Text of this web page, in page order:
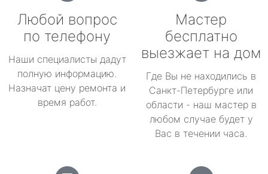
Любой вопрос
по телефону
Наши специалисты дадут
полную информацию.
Назначат цену ремонта и
время работ.
Мастер
бесплатно
выезжает на дом
Где Вы не находились в
Санкт-Петербурге или
области - наш мастер в
любом случае будет у
Вас в течении часа.